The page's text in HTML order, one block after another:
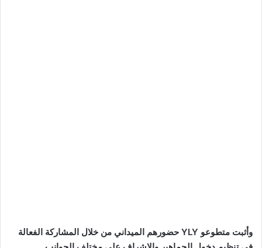
وأثبت متطوعو YLY حضورهم الميداني من خلال المشاركة الفعالة